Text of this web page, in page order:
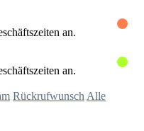
an.
an.
Rückrufwunsch Alle